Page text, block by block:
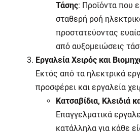
Τάσης: Προϊόντα που
σταθερή ροή
προστατεύοντας
από αυξομειώσεις
Εργαλεία Χειρός και
Εκτός από τα ηλεκτρικά
προσφέρει και εργαλεία
Κατσαβίδια, Κλειδιά
Επαγγελματικά
κατάλληλα για κάθε